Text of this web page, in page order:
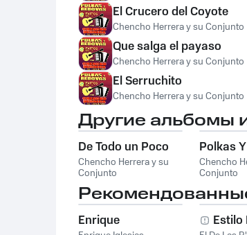
El Crucero del Coyote
Chencho Herrera y su Conjunto
Que salga el payaso
Chencho Herrera y su Conjunto
El Serruchito
Chencho Herrera y su Conjunto
Другие альбомы
De Todo un Poco
Chencho Herrera y su
Conjunto
Polkas
Chencho
Conjunto
Enrique Estilo